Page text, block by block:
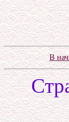
В